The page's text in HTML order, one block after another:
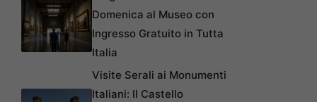
Domenica al Museo con
Ingresso Gratuito in Tutta
Italia
Visite Serali ai Monumenti
Italiani: Il Castello